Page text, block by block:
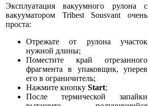
Эксплуатация вакуумного рулона с
вакууматором Tribest Sousvant очень
проста:
Отрежьте от рулона участок
нужной длины;
Поместите край отрезанного
фрагмента в упаковщик, уперев
его в ограничитель;
Нажмите кнопку Start;
После термической запайки